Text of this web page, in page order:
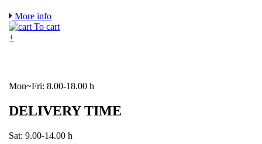
More info
To cart
+
Mon~Fri: 8.00-18.00 h
DELIVERY TIME
Sat: 9.00-14.00 h